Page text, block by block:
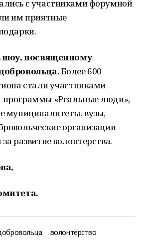
с участниками форумной
им приятные
шоу, посвященному
Более 600
стали участниками
«Реальные люди»,
муниципалитеты, вузы,
организации
развитие волонтерства.
волонтерство